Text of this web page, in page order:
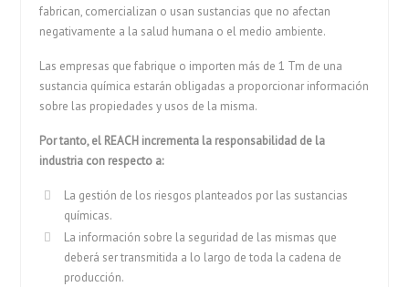
fabrican, comercializan o usan sustancias que no afectan
negativamente a la salud humana o el medio ambiente.
Las empresas que fabrique o importen más de 1 Tm de una
sustancia química estarán obligadas a proporcionar información
sobre las propiedades y usos de la misma.
Por tanto, el REACH incrementa la responsabilidad de la
industria con respecto a:
La gestión de los riesgos planteados por las sustancias
químicas.
La información sobre la seguridad de las mismas que
deberá ser transmitida a lo largo de toda la cadena de
producción.